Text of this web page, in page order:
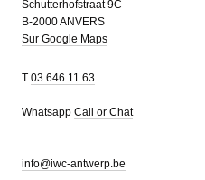
Schutterhofstraat 9C
B-2000 ANVERS
Sur Google Maps
T 03 646 11 63
Whatsapp Call or Chat
info@iwc-antwerp.be